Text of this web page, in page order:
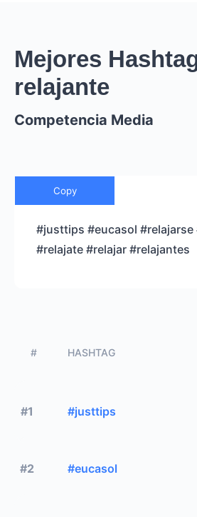
Mejores
relajante
Competencia Media
Copy
#justtips #eucasol #relajarse
#relajate #relajar #relajantes
# HASHTAG
#1 #justtips
#2 #eucasol